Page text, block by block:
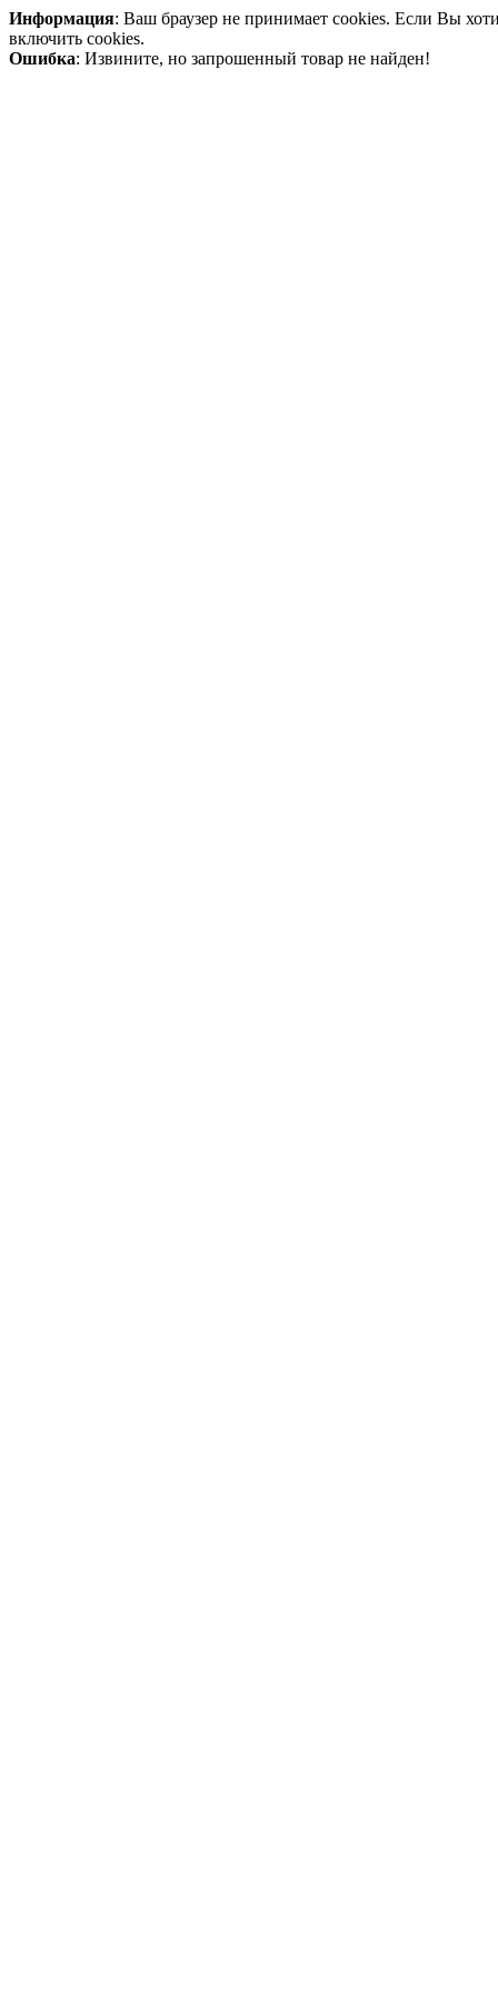
Информация: Ваш браузер не принимает cookies. Если Вы
включить cookies.
Ошибка: Извините, но запрошенный товар не найден!